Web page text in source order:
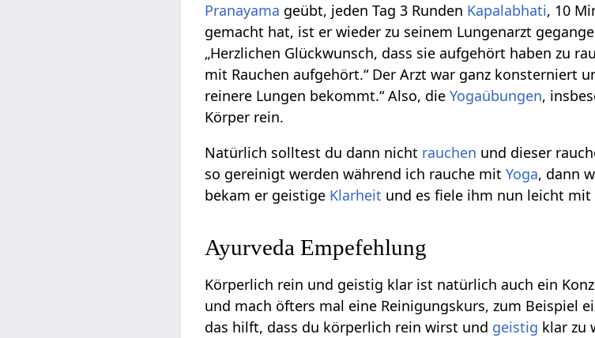
Pranayama geübt, jeden Tag 3 Runden Kapalabhati, 10
gemacht hat, ist er wieder zu seinem Lungenarzt
„Herzlichen Glückwunsch, dass sie aufgehört haben zu
mit Rauchen aufgehört.“ Der Arzt war ganz konsterniert
reinere Lungen bekommt.“ Also, dieYogaübungen,
Körper rein.
Natürlich solltest du dann nicht rauchen und dieser
so gereinigt werden während ich rauche mitYoga, dann
bekam er geistige Klarheit und es fiele ihm nun leicht mit
Ayurveda Empefehlung
Körperlich rein und geistig klar ist natürlich auch ein
und mach öfters mal eine Reinigungskurs, zum Beispiel
das hilft, dass du körperlich rein wirst und geistig klar zu